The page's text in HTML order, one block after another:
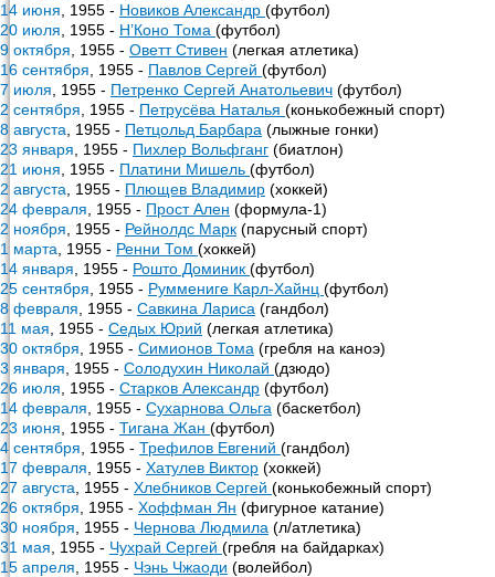
14 июня , 1955 - Новиков Александр (футбол)
20 июля , 1955 - Н’Коно Тома (футбол)
9 октября , 1955 - Оветт Стивен (легкая атлетика)
16 сентября , 1955 - Павлов Сергей (футбол)
7 июля , 1955 - Петренко Сергей Анатольевич (футбол)
2 сентября , 1955 - Петрусёва Наталья (конькобежный спорт)
8 августа , 1955 - Петцольд Барбара (лыжные гонки)
23 января , 1955 - Пихлер Вольфганг (биатлон)
21 июня , 1955 - Платини Мишель (футбол)
2 августа , 1955 - Плющев Владимир (хоккей)
24 февраля , 1955 - Прост Ален (формула-1)
2 ноября , 1955 - Рейнолдс Марк (парусный спорт)
1 марта , 1955 - Ренни Том (хоккей)
14 января , 1955 - Рошто Доминик (футбол)
25 сентября , 1955 - Руммениге Карл-Хайнц (футбол)
8 февраля , 1955 - Савкина Лариса (гандбол)
11 мая , 1955 - Седых Юрий (легкая атлетика)
30 октября , 1955 - Симионов Тома (гребля на каноэ)
3 января , 1955 - Солодухин Николай (дзюдо)
26 июля , 1955 - Старков Александр (футбол)
14 февраля , 1955 - Сухарнова Ольга (баскетбол)
23 июня , 1955 - Тигана Жан (футбол)
4 сентября , 1955 - Трефилов Евгений (гандбол)
17 февраля , 1955 - Хатулев Виктор (хоккей)
27 августа , 1955 - Хлебников Сергей (конькобежный спорт)
26 октября , 1955 - Хоффман Ян (фигурное катание)
30 ноября , 1955 - Чернова Людмила (л/атлетика)
31 мая , 1955 - Чухрай Сергей (гребля на байдарках)
15 апреля , 1955 - Чэнь Чжаоди (волейбол)